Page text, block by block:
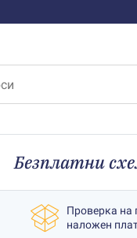
Безплатни
Проверка на
наложен